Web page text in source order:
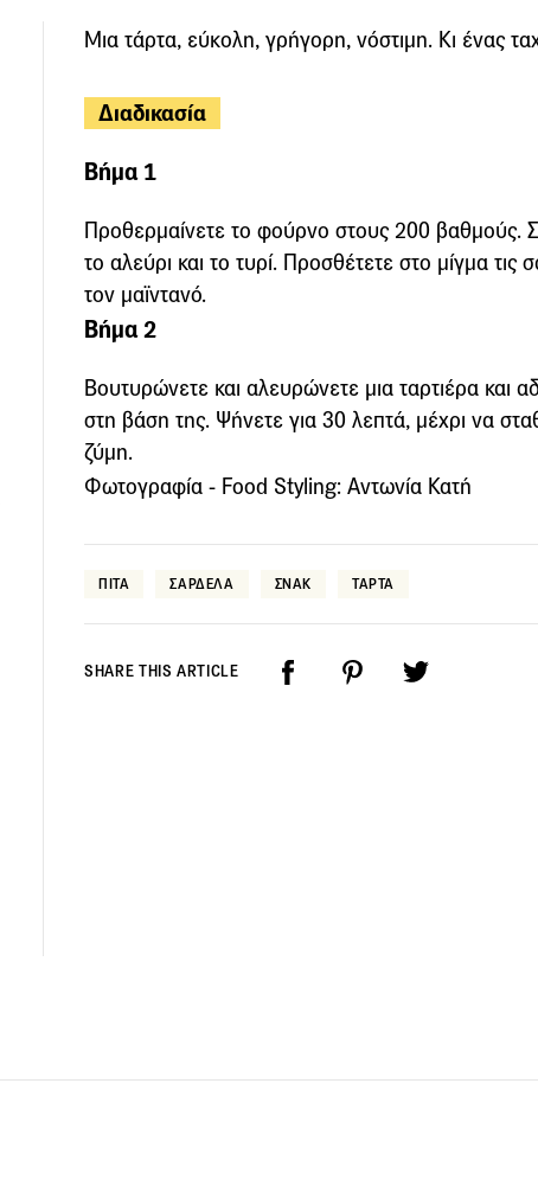
Μια τάρτα, εύκολη, γρήγορη, νόστιμη. Κι ένας
Διαδικασία
Βήμα 1
Προθερμαίνετε το φούρνο στους 200 βαθμούς.
το αλεύρι και το τυρί. Προσθέτετε στο μίγμα τις
τον μαϊντανό.
Βήμα 2
Βουτυρώνετε και αλευρώνετε μια ταρτιέρα και
στη βάση της. Ψήνετε για 30 λεπτά, μέχρι να
ζύμη.
Φωτογραφία - Food Styling: Αντωνία Κατή
ΠΙΤΑ ΣΑΡΔΕΛΑ ΣΝΑΚ ΤΑΡΤΑ
SHARE THIS ARTICLE